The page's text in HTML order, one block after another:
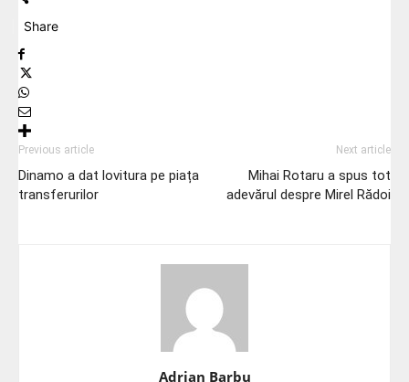
Share
Previous article
Dinamo a dat lovitura pe piața
transferurilor
Next article
Mihai Rotaru a spus tot
adevărul despre Mirel Rădoi
Adrian Barbu